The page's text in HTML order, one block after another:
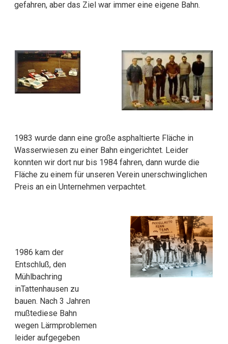
gefahren, aber das Ziel war immer eine eigene Bahn.
1983 wurde dann eine große asphaltierte Fläche in
Wasserwiesen zu einer Bahn eingerichtet. Leider
konnten wir dort nur bis 1984 fahren, dann wurde die
Fläche zu einem für unseren Verein unerschwinglichen
Preis an ein Unternehmen verpachtet.
1986 kam der
Entschluß, den
Mühlbachring
inTattenhausen zu
bauen. Nach 3 Jahren
mußtediese Bahn
wegen Lärmproblemen
leider aufgegeben